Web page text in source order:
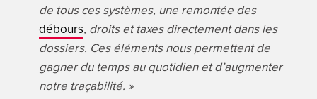
de tous ces systèmes, une remontée des
débours, droits et taxes directement dans les
dossiers. Ces éléments nous permettent de
gagner du temps au quotidien et d’augmenter
notre traçabilité. »